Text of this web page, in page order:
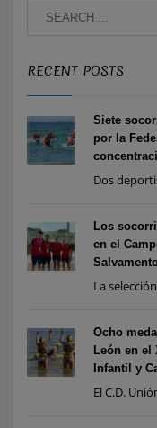
RECENT POSTS
Siete
por la
Dos
Los
en el
La
Ocho
León en el
Infantil y
El C.D.